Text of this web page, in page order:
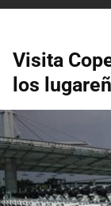
Visita
los